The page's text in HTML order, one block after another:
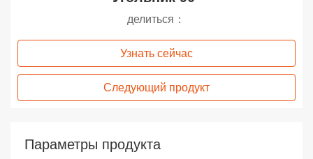
делиться：
Узнать сейчас
Следующий продукт
Параметры продукта